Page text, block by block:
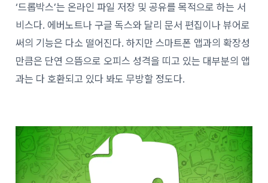
‘드롭박스’는 온라인 파일 저장 및 공유를 목적으로 하는 서
비스다. 에버노트나 구글 독스와 달리 문서 편집이나 뷰어로
써의 기능은 다소 떨어진다. 하지만 스마트폰 앱과의 확장성
만큼은 단연 으뜸으로 오피스 성격을 띠고 있는 대부분의 앱
과는 다 호환되고 있다 봐도 무방할 정도다.